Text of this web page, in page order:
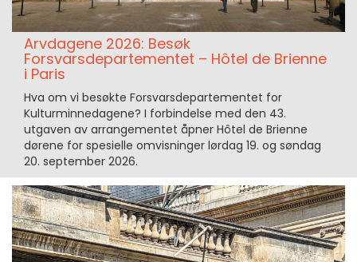
Arvdagene 2026: Besøk
Forsvarsdepartementet – Hôtel de Brienne
i Paris
Hva om vi besøkte Forsvarsdepartementet for
Kulturminnedagene? I forbindelse med den 43.
utgaven av arrangementet åpner Hôtel de Brienne
dørene for spesielle omvisninger lørdag 19. og søndag
20. september 2026.